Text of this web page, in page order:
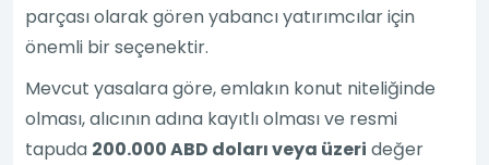
parçası olarak gören yabancı yatırımcılar için
önemli bir seçenektir.
Mevcut yasalara göre, emlakın konut niteliğinde
olması, alıcının adına kayıtlı olması ve resmi
tapuda 200.000 ABD doları veya üzeri değer